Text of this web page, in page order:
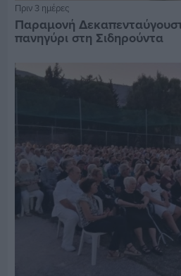
Πριν 3 ημέρες
Παραμονή
πανηγύρι στη Σιδηρούντα